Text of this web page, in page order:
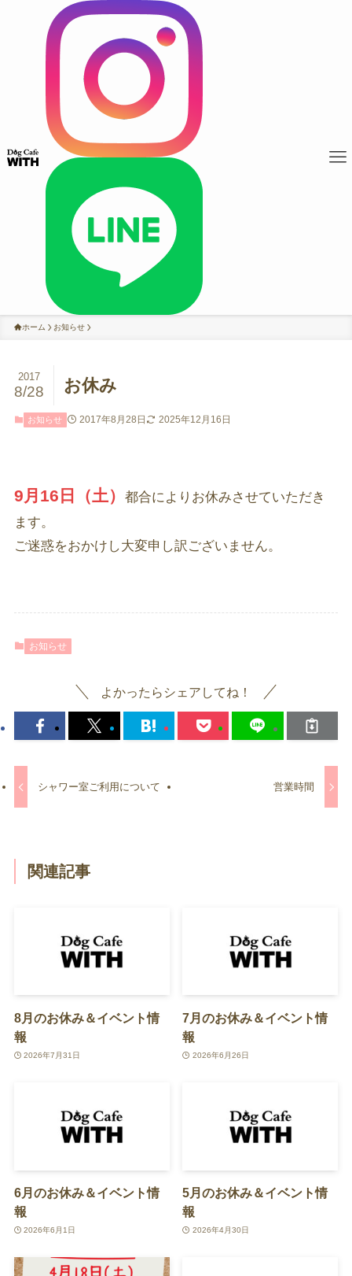
ホーム お知らせ
お休み
2017
8/28
お知らせ 2017年8月28日 2025年12月16日
9月16日（土）
都合によりお休みさせていただき
ます。
ご迷惑をおかけし大変申し訳ございません。
お知らせ
よかったらシェアしてね！
シャワー室ご利用について 営業時間
関連記事
8月のお休み＆イベント情
報
2026年7月31日
7月のお休み＆イベント情
報
2026年6月26日
6月のお休み＆イベント情
報
2026年6月1日
5月のお休み＆イベント情
報
2026年4月30日